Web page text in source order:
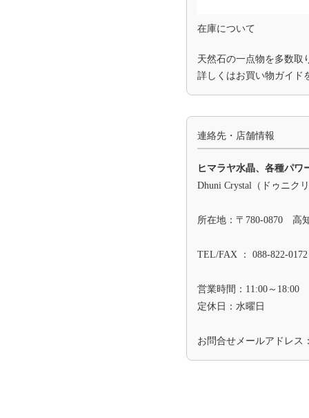
在庫について
天然石の一点物を多数取
詳しくはお買い物ガイド
連絡先・店舗情報
ヒマラヤ水晶、各種パ
Dhuni Crystal（ドゥニク
所在地：〒780-0870 高
TEL/FAX ： 088-822-0172
営業時間：11:00～18:00
定休日：水曜日
お問合せメールアドレス